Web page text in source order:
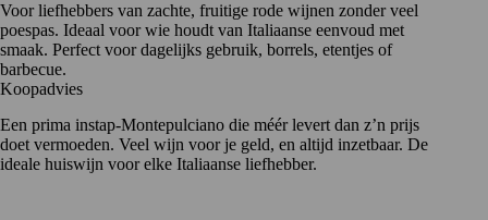
Voor liefhebbers van zachte, fruitige rode wijnen zonder veel
poespas. Ideaal voor wie houdt van Italiaanse eenvoud met
smaak. Perfect voor dagelijks gebruik, borrels, etentjes of
barbecue.
Koopadvies
Een prima instap-Montepulciano die méér levert dan z’n prijs
doet vermoeden. Veel wijn voor je geld, en altijd inzetbaar. De
ideale huiswijn voor elke Italiaanse liefhebber.